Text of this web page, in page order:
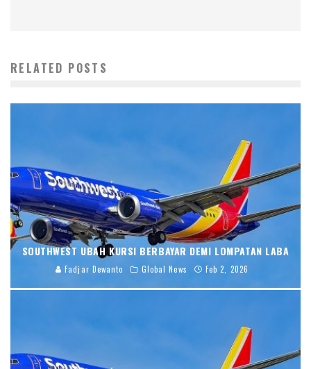
RELATED POSTS
SOUTHWEST UBAH KURSI BERBAYAR DEMI LOMPATAN LABA
Fadjar Dewanto Global News Feb 2, 2026